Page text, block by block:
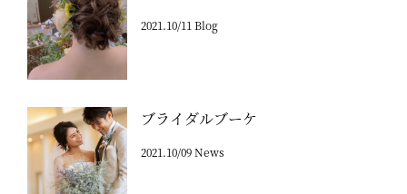
2021.10/11 Blog
ブライダルブーケ
2021.10/09 News